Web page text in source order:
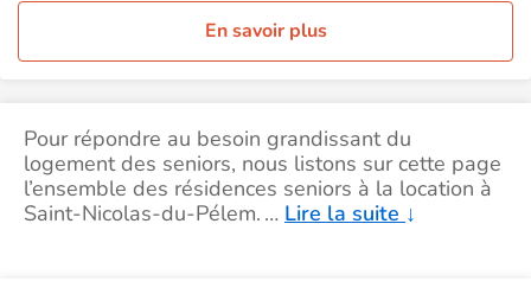
En savoir plus
Pour répondre au besoin grandissant du
logement des seniors, nous listons sur cette page
l’ensemble des résidences seniors à la location à
Saint-Nicolas-du-Pélem. … Lire la suite ↓